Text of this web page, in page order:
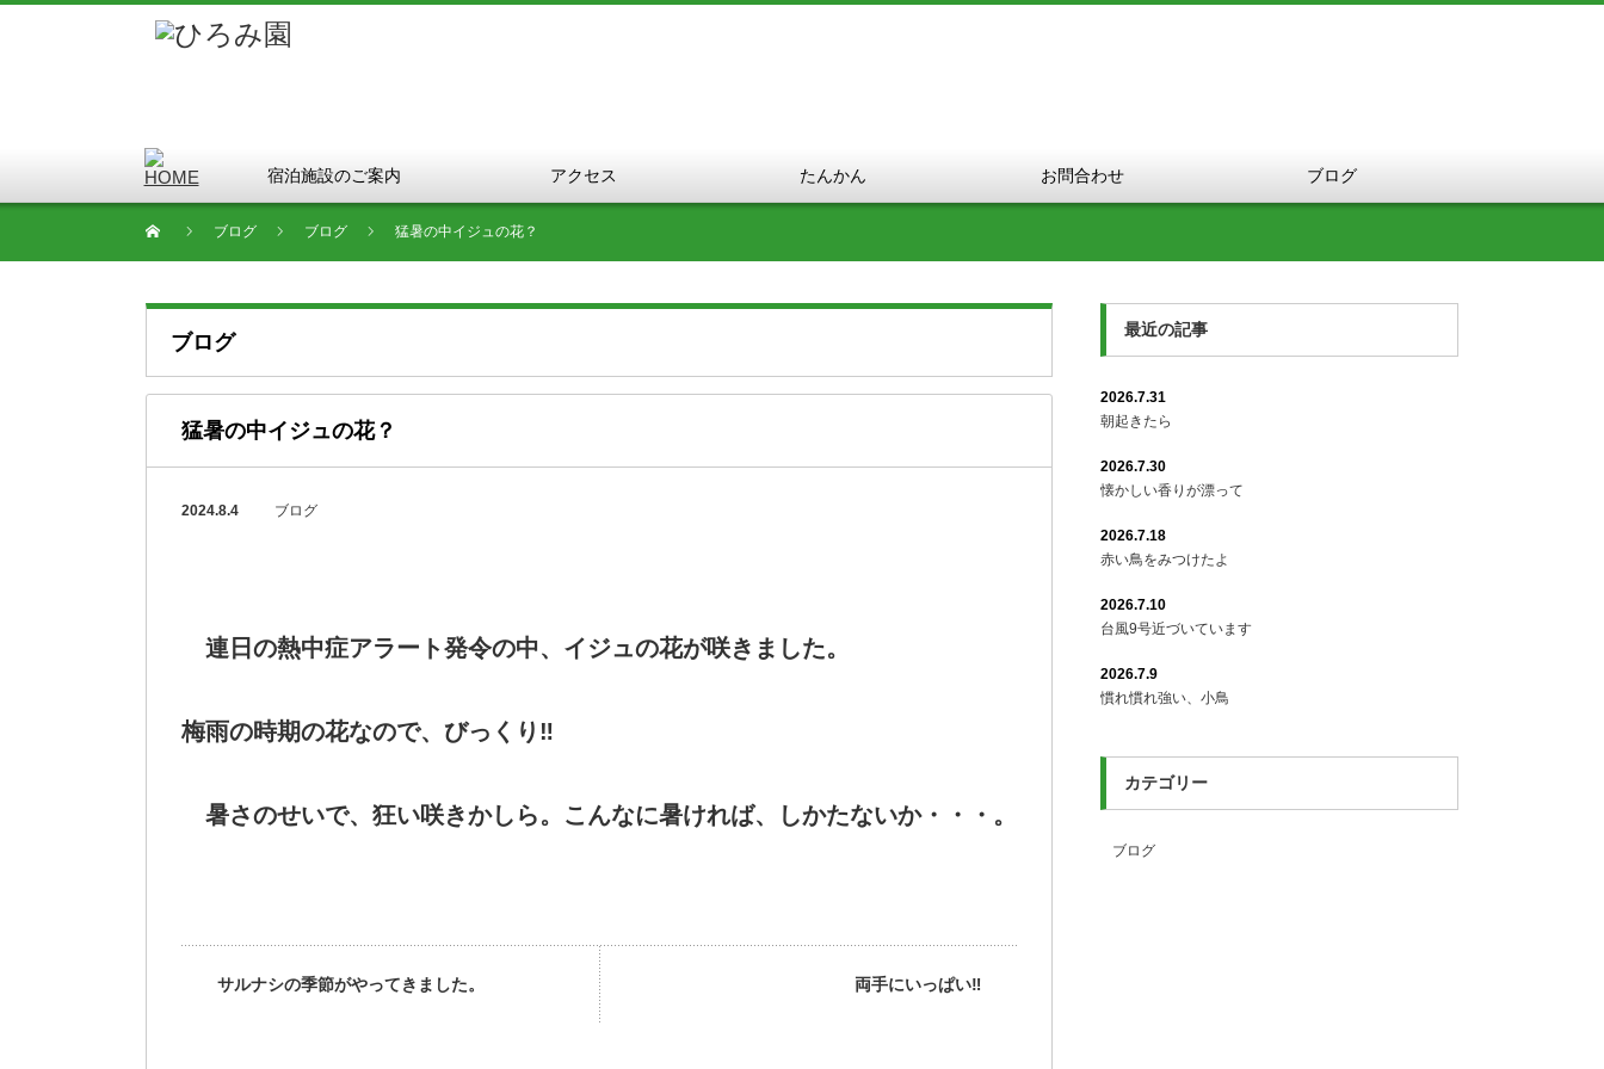
宿泊施設のご案内 アクセス たんかん お問合わせ ブログ
ブログ ブログ 猛暑の中イジュの花？
ブログ
猛暑の中イジュの花？
2024.8.4 ブログ
連日の熱中症アラート発令の中、イジュの花が咲きました。
梅雨の時期の花なので、びっくり‼
暑さのせいで、狂い咲きかしら。こんなに暑ければ、しかたないか・・・。
サルナシの季節がやってきました。 両手にいっぱい‼
最近の記事
2026.7.31
朝起きたら
2026.7.30
懐かしい香りが漂って
2026.7.18
赤い鳥をみつけたよ
2026.7.10
台風9号近づいています
2026.7.9
慣れ慣れ強い、小鳥
カテゴリー
ブログ